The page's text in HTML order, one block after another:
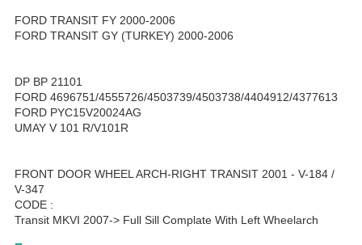
FORD TRANSIT FY 2000-2006
FORD TRANSIT GY (TURKEY) 2000-2006
DP BP 21101
FORD 4696751/4555726/4503739/4503738/4404912/4377613
FORD PYC15V20024AG
UMAY V 101 R/V101R
FRONT DOOR WHEEL ARCH-RIGHT TRANSIT 2001 - V-184 /
V-347
CODE :
Transit MKVI 2007-> Full Sill Complate With Left Wheelarch